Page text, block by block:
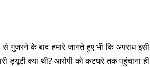
गुजरने के बाद हमारे जानते हुए भी कि अपराध इसी
ड्यूटी क्या थी? आरोपी को कटघरे तक पहुंचाना ही